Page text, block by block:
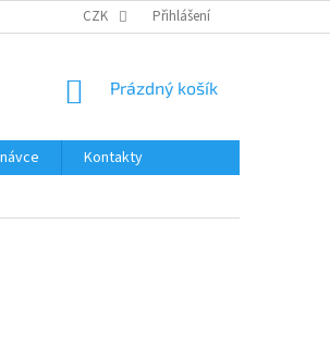
PODMÍNKY OCHRANY OSOBNÍCH ÚDAJŮ
CZK Přihlášení
NÁKUPNÍ
Prázdný košík
Kontakty